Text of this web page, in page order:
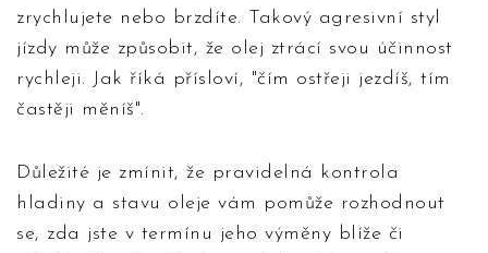
zrychlujete nebo brzdíte. Takový agresivní styl
jízdy může způsobit, že olej ztrácí svou účinnost
rychleji. Jak říká přísloví, "čím ostřeji jezdíš, tím
častěji měníš".
Důležité je zmínit, že pravidelná kontrola
hladiny a stavu oleje vám pomůže rozhodnout
se, zda jste v termínu jeho výměny blíže či